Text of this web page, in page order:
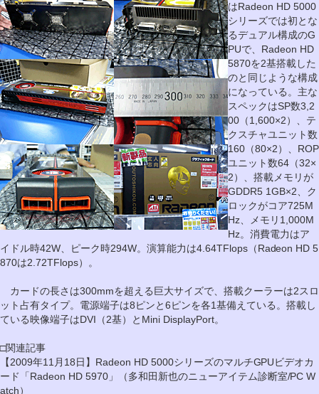
はRadeon HD 5000
シリーズでは初とな
るデュアル構成のG
PUで、Radeon HD
5870を2基搭載した
のと同じような構成
になっている。主な
スペックはSP数3,2
00（1,600×2）、テ
クスチャユニット数
160（80×2）、ROP
ユニット数64（32×
2）、搭載メモリが
GDDR5 1GB×2、ク
ロックがコア725M
Hz、メモリ1,000M
Hz。消費電力はア
イドル時42W、ピーク時294W。演算能力は4.64TFlops（Radeon HD 5
870は2.72TFlops）。
カードの長さは300mmを超える巨大サイズで、搭載クーラーは2スロ
ット占有タイプ。電源端子は8ピンと6ピンを各1基備えている。搭載し
ている映像端子はDVI（2基）とMini DisplayPort。
□関連記事
【2009年11月18日】Radeon HD 5000シリーズのマルチGPUビデオカ
ード「Radeon HD 5970」（多和田新也のニューアイテム診断室/PC W
atch）